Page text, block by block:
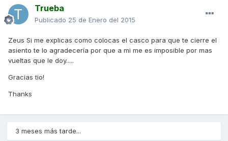
Trueba
Publicado 25 de Enero del 2015
Zeus Si me explicas como colocas el casco para que te cierre el
asiento te lo agradecería por que a mi me es imposible por mas
vueltas que le doy.....
Gracias tio!
Thanks
3 meses más tarde...